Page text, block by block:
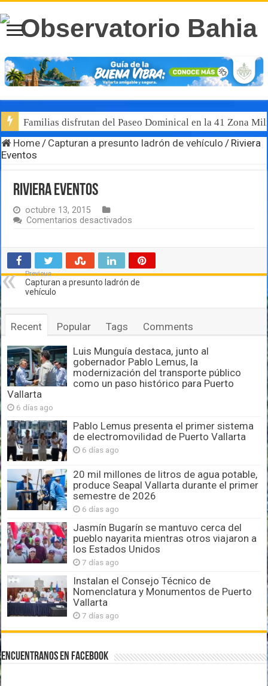
Familias disfrutan del Paseo Dominical en la 41 Zona
Home/ Capturan a presunto ladrón de vehículo / Riviera
Eventos
Riviera Eventos
octubre 13, 2015
Comentarios desactivados
Previous
Capturan a presunto ladrón de
vehículo
Recent Popular Tags Comments
Luis Munguía destaca, junto al
gobernador Pablo Lemus, la
modernización del transporte público
como un paso histórico para Puerto
Vallarta
6 días ago
Pablo Lemus presenta el primer sistema
de electromovilidad de Puerto Vallarta
6 días ago
20 mil millones de litros de agua potable,
produce Seapal Vallarta durante el primer
semestre de 2026
6 días ago
Jasmín Bugarín se mantuvo cerca del
pueblo nayarita mientras otros viajaron a
los Estados Unidos
7 días ago
Instalan el Consejo Técnico de
Nomenclatura y Monumentos de Puerto
Vallarta
7 días ago
Encuentranos en Facebook